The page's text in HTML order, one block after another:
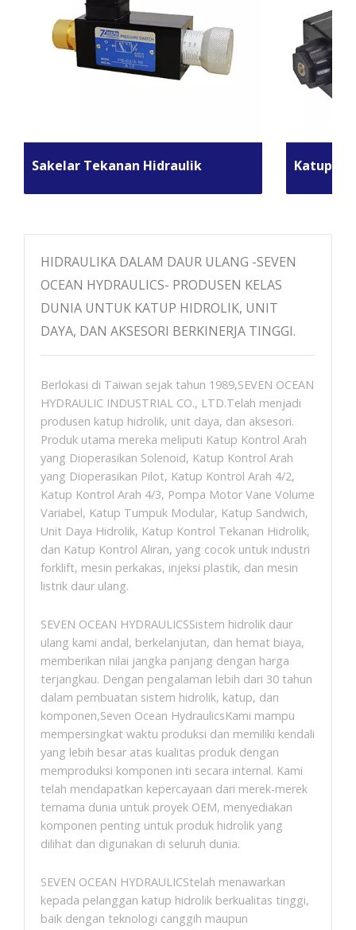
Sakelar Tekanan Hidraulik Katup
HIDRAULIKA DALAM DAUR ULANG -SEVEN
OCEAN HYDRAULICS- PRODUSEN KELAS
DUNIA UNTUK KATUP HIDROLIK, UNIT
DAYA, DAN AKSESORI BERKINERJA TINGGI.
Berlokasi di Taiwan sejak tahun 1989,SEVEN OCEAN
HYDRAULIC INDUSTRIAL CO., LTD.Telah menjadi
produsen katup hidrolik, unit daya, dan aksesori.
Produk utama mereka meliputi Katup Kontrol Arah
yang Dioperasikan Solenoid, Katup Kontrol Arah
yang Dioperasikan Pilot, Katup Kontrol Arah 4/2,
Katup Kontrol Arah 4/3, Pompa Motor Vane Volume
Variabel, Katup Tumpuk Modular, Katup Sandwich,
Unit Daya Hidrolik, Katup Kontrol Tekanan Hidrolik,
dan Katup Kontrol Aliran, yang cocok untuk industri
forklift, mesin perkakas, injeksi plastik, dan mesin
listrik daur ulang.
SEVEN OCEAN HYDRAULICSSistem hidrolik daur
ulang kami andal, berkelanjutan, dan hemat biaya,
memberikan nilai jangka panjang dengan harga
terjangkau. Dengan pengalaman lebih dari 30 tahun
dalam pembuatan sistem hidrolik, katup, dan
komponen,Seven Ocean HydraulicsKami mampu
mempersingkat waktu produksi dan memiliki kendali
yang lebih besar atas kualitas produk dengan
memproduksi komponen inti secara internal. Kami
telah mendapatkan kepercayaan dari merek-merek
ternama dunia untuk proyek OEM, menyediakan
komponen penting untuk produk hidrolik yang
dilihat dan digunakan di seluruh dunia.
SEVEN OCEAN HYDRAULICStelah menawarkan
kepada pelanggan katup hidrolik berkualitas tinggi,
baik dengan teknologi canggih maupun